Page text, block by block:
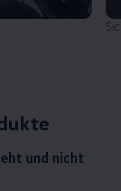
und nicht